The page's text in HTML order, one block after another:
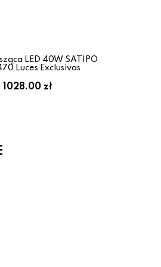
LED 40W SATIPO
Luces Exclusivas
1028.00 zł